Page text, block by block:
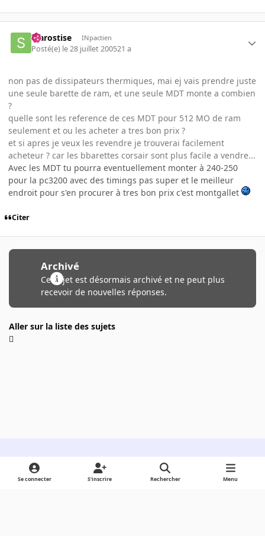
starostise INpactien
Posté(e) le 28 juillet 200521 a
non pas de dissipateurs thermiques, mai ej vais prendre juste
une seule barette de ram, et une seule MDT monte a combien
?
quelle sont les reference de ces MDT pour 512 MO de ram
seulement et ou les acheter a tres bon prix ?
et si apres je veux les revendre je trouverai facilement
acheteur ? car les bbarettes corsair sont plus facile a vendre...
Avec les MDT tu pourra eventuellement monter à 240-250
pour la pc3200 avec des timings pas super et le meilleur
endroit pour s'en procurer à tres bon prix c'est montgallet
Citer
Archivé
Ce sujet est désormais archivé et ne peut plus
recevoir de nouvelles réponses.
Aller sur la liste des sujets
Light ModeDark ModeSystem Preference
Se connecter S’inscrire Rechercher Menu